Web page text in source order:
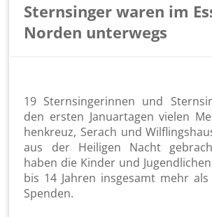
Sternsinger waren im
Norden unterwegs
19 Stern­sin­ge­rin­nen und
den ers­ten Ja­nu­ar­ta­gen vie­len
hen­kreuz, Serach und
aus der Hei­li­gen Nacht
haben die Kin­der und
bis 14 Jah­ren ins­ge­samt mehr
Spen­den.